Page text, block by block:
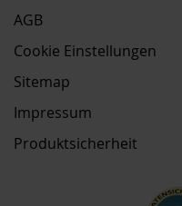
AGB
Cookie Einstellungen
Sitemap
Impressum
Produktsicherheit